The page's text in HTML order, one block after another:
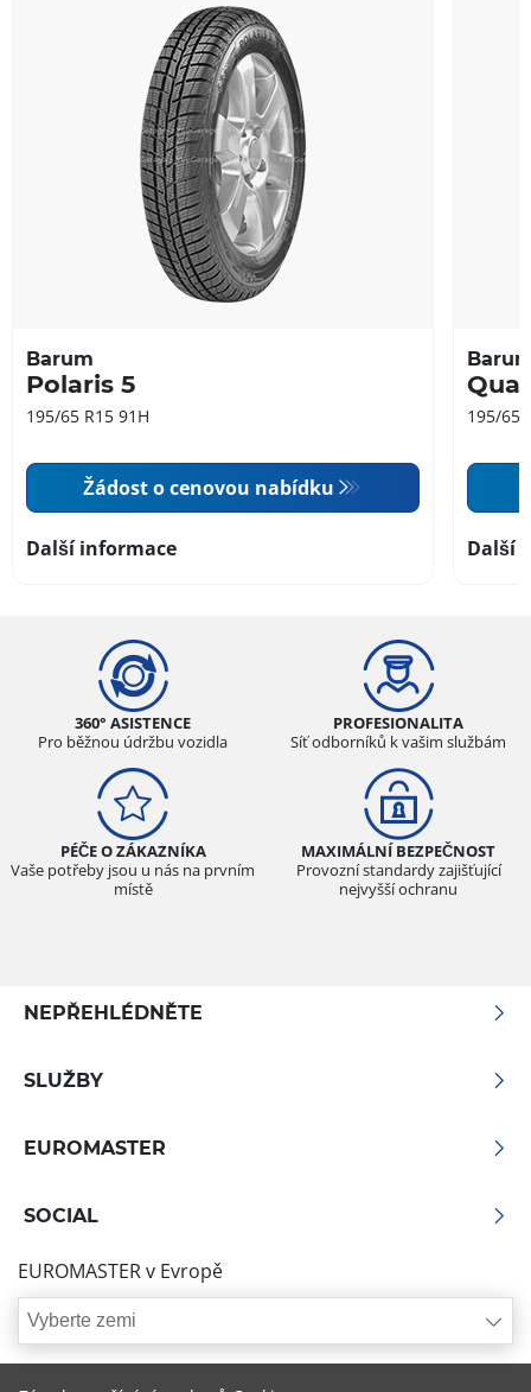
Barum
Polaris 5
195/65 R15 91H
Žádost o cenovou nabídku
Další informace
195/65
Další
360° ASISTENCE
Pro běžnou údržbu vozidla
PROFESIONALITA
Síť odborníků k vašim službám
PÉČE O ZÁKAZNÍKA
Vaše potřeby jsou u nás na prvním
místě
MAXIMÁLNÍ BEZPEČNOST
Provozní standardy zajišťující
nejvyšší ochranu
NEPŘEHLÉDNĚTE
SLUŽBY
EUROMASTER
SOCIAL
EUROMASTER v Evropě
Vyberte zemi